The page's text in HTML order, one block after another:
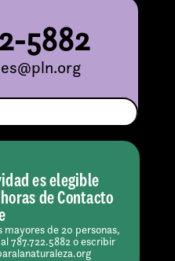
5882
es elegible
de Contacto
mayores de 20 personas,
787.722.5882 o escribir